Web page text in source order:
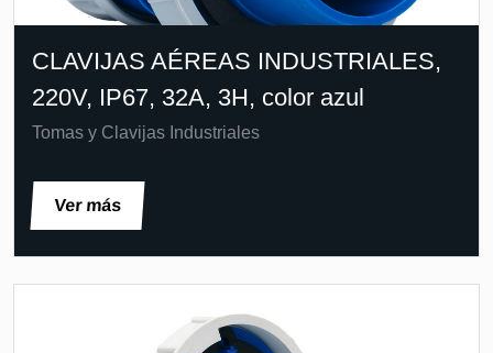
CLAVIJAS AÉREAS INDUSTRIALES,
220V, IP67, 32A, 3H, color azul
Tomas y Clavijas Industriales
Ver más